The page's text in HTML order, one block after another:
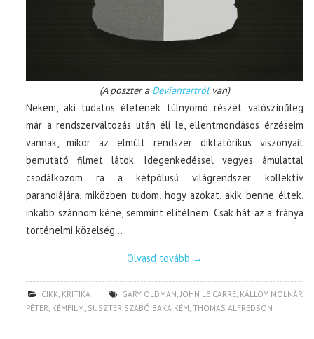
(A poszter a Deviantartrólvan)
Nekem, aki tudatos életének túlnyomó részét valószínűleg
már a rendszerváltozás után éli le, ellentmondásos érzéseim
vannak, mikor az elmúlt rendszer diktatórikus viszonyait
bemutató filmet látok. Idegenkedéssel vegyes ámulattal
csodálkozom rá a kétpólusú világrendszer kollektív
paranoiájára, miközben tudom, hogy azokat, akik benne éltek,
inkább szánnom kéne, semmint elítélnem. Csak hát az a fránya
történelmi közelség…
Olvasd tovább →
CIKK KRITIKA GARY OLDMAN JOHN LE CARRE KÁLLOY MOLNÁR
PÉTER KÉMFILM SUSZTER SZABÓ BAKA KÉM ,THOMAS ALFREDSON